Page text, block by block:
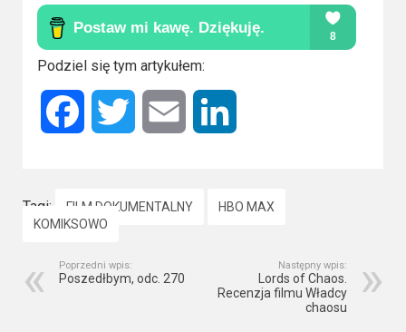
Podziel się tym artykułem:
Facebook Twitter Email
Tagi: FILM DOKUMENTALNY
HBO MAX
KOMIKSOWO
Poprzedni wpis:
Poszedłbym, odc. 270
Następny wpis:
Lords of Chaos.
Recenzja filmu Władcy
chaosu